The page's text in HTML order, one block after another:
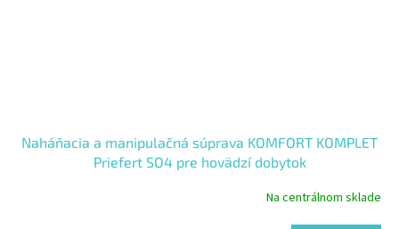
Naháňacia a manipulačná súprava KOMFORT KOMPLET
Priefert SO4 pre hovädzí dobytok
Na centrálnom sklade